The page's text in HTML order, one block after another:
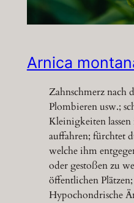
Arnica
Zahnschmerz nach
Plombieren usw.;
Kleinigkeiten
auffahren; fürchtet
welche ihm
oder gestoßen zu
öffentlichen
Hypochondrische